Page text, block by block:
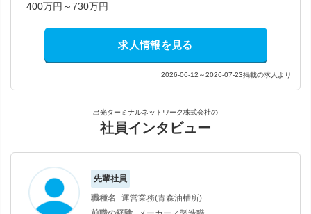
400万円～730万円
求人情報を見る
2026-06-12～2026-07-23掲載の求人より
出光ターミナルネットワーク株式会社の
社員インタビュー
先輩社員
職種名
運営業務(青森油槽所)